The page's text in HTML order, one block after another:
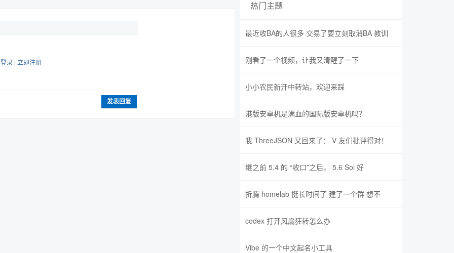
登录 | 立即注册
发表回复
热门主题
最近收BA的人很多 交易了要立刻取消BA 教训
刚看了一个视频，让我又清醒了一下
小小农民新开中转站，欢迎来踩
港版安卓机是满血的国际版安卓机吗？
我 ThreeJSON 又回来了： V 友们批评得对！
继之前 5.4 的 “收口”之后， 5.6 Sol 好
折腾 homelab 挺长时间了 建了一个群 想不
codex 打开风扇狂转怎么办
Vibe 的一个中文起名小工具